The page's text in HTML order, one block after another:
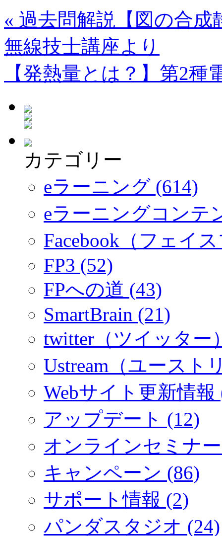
« 過去問解説【図の合成
無線技士講座より
【発熱量とは？】第2種
カテゴリー
eラーニング (614)
eラーニングコンテ
Facebook（フェイ
FP3 (52)
FPへの道 (43)
SmartBrain (21)
twitter（ツイッター
Ustream（ユースト
Webサイト更新情報
アップデート (12)
オンラインセミナ
キャンペーン (86)
サポート情報 (2)
パンダスタジオ (24)